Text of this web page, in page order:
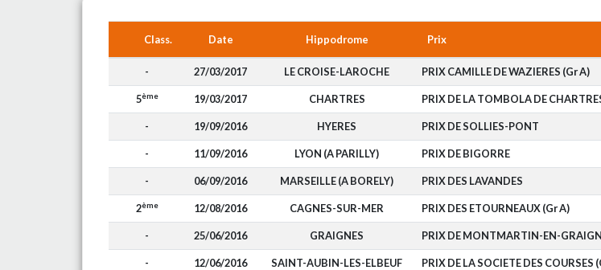
Class. Date Hippodrome Prix
- 27/03/2017 LE CROISE-LAROCHE PRIX CAMILLE DE WAZIERES (Gr A)
5ème 19/03/2017 CHARTRES PRIX DE LA TOMBOLA DE
- 19/09/2016 HYERES PRIX DE SOLLIES-PONT
- 11/09/2016 LYON (A PARILLY) PRIX DE BIGORRE
- 06/09/2016 MARSEILLE (A BORELY) PRIX DES LAVANDES
2ème 12/08/2016 CAGNES-SUR-MER PRIX DES ETOURNEAUX (Gr A)
- 25/06/2016 GRAIGNES PRIX DE MONTMARTIN-EN-
- 12/06/2016 SAINT-AUBIN-LES-ELBEUF PRIX DE LA SOCIETE DES COURSES